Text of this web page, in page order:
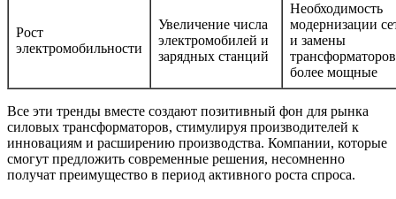
Рост
электромобильности
Увеличение числа
электромобилей и
зарядных станций
Необходимость
модернизации
и замены
более мощные
Все эти тренды вместе создают позитивный фон для рынка
силовых трансформаторов, стимулируя производителей к
инновациям и расширению производства. Компании, которые
смогут предложить современные решения, несомненно
получат преимущество в период активного роста спроса.